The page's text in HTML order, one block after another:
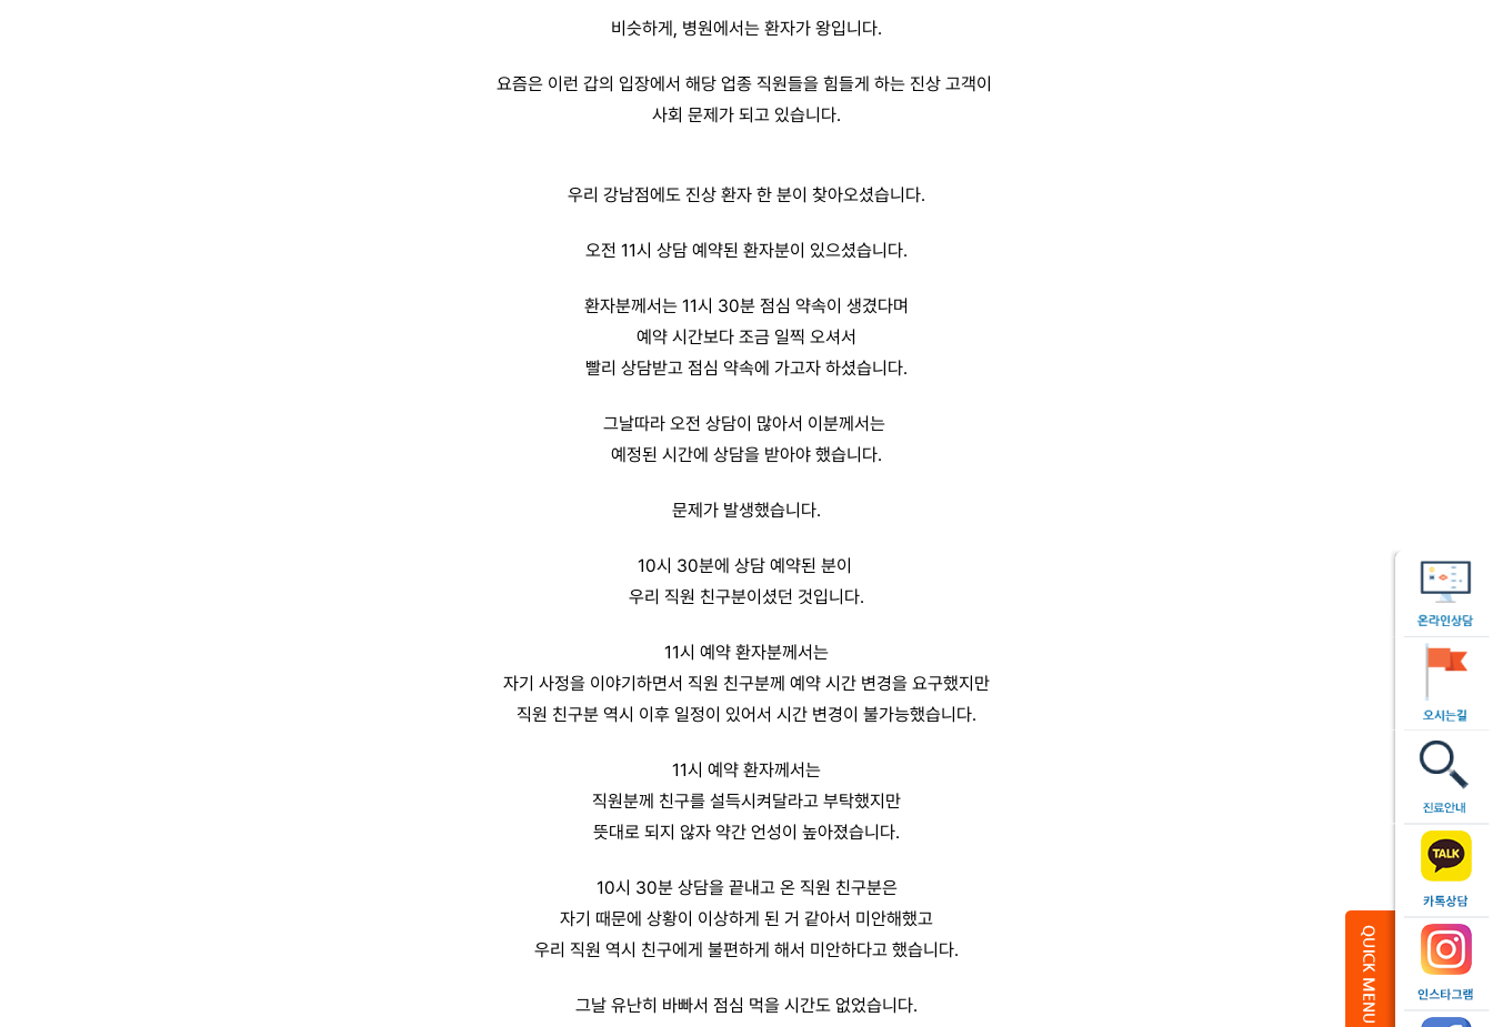
비슷하게, 병원에서는 환자가 왕입니다.
요즘은 이런 갑의 입장에서 해당 업종 직원들을 힘들게 하는 진상 고객이
사회 문제가 되고 있습니다.
우리 강남점에도 진상 환자 한 분이 찾아오셨습니다.
오전 11시 상담 예약된 환자분이 있으셨습니다.
환자분께서는 11시 30분 점심 약속이 생겼다며
예약 시간보다 조금 일찍 오셔서
빨리 상담받고 점심 약속에 가고자 하셨습니다.
그날따라 오전 상담이 많아서 이분께서는
예정된 시간에 상담을 받아야 했습니다.
문제가 발생했습니다.
10시 30분에 상담 예약된 분이
우리 직원 친구분이셨던 것입니다.
11시 예약 환자분께서는
자기 사정을 이야기하면서 직원 친구분께 예약 시간 변경을 요구했지만
직원 친구분 역시 이후 일정이 있어서 시간 변경이 불가능했습니다.
11시 예약 환자께서는
직원분께 친구를 설득시켜달라고 부탁했지만
뜻대로 되지 않자 약간 언성이 높아졌습니다.
10시 30분 상담을 끝내고 온 직원 친구분은
자기 때문에 상황이 이상하게 된 거 같아서 미안해했고
우리 직원 역시 친구에게 불편하게 해서 미안하다고 했습니다.
그날 유난히 바빠서 점심 먹을 시간도 없었습니다.